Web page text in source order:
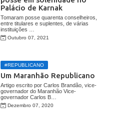
Palácio de Karnak
Tomaram posse quarenta conselheiros,
entre titulares e suplentes, de várias
instituições …
Outubro 07, 2021
#REPUBLICANO
Um Maranhão Republicano
Artigo escrito por Carlos Brandão, vice-
governador do Maranhão Vice-
governador Carlos B…
Dezembro 07, 2020